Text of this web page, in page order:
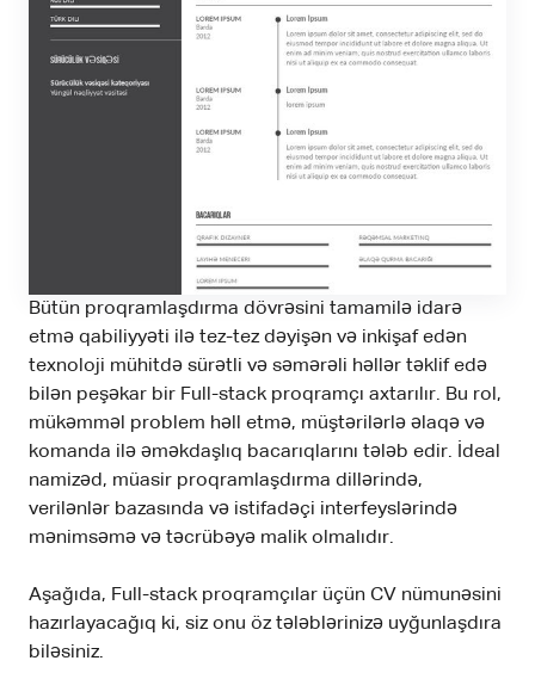
Bütün proqramlaşdırma dövrəsini tamamilə idarə
etmə qabiliyyəti ilə tez-tez dəyişən və inkişaf edən
texnoloji mühitdə sürətli və səmərəli həllər təklif edə
bilən peşəkar bir Full-stack proqramçı axtarılır. Bu rol,
mükəmməl problem həll etmə, müştərilərlə əlaqə və
komanda ilə əməkdaşlıq bacarıqlarını tələb edir. İdeal
namizəd, müasir proqramlaşdırma dillərində,
verilənlər bazasında və istifadəçi interfeyslərində
mənimsəmə və təcrübəyə malik olmalıdır.
Aşağıda, Full-stack proqramçılar üçün CV nümunəsini
hazırlayacağıq ki, siz onu öz tələblərinizə uyğunlaşdıra
biləsiniz.